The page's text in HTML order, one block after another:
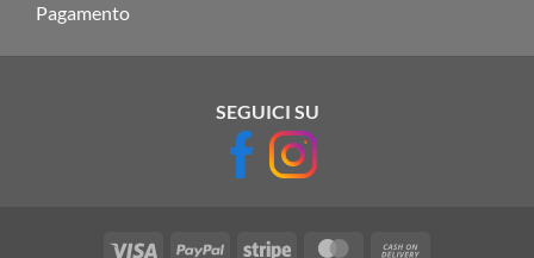
Pagamento
SEGUICI SU
Visa PayPal Stripe MasterCard